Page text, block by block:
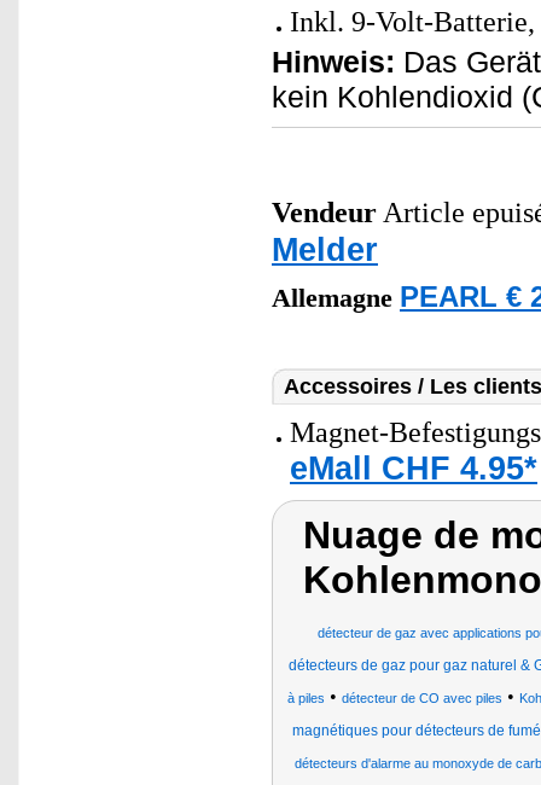
Inkl. 9-Volt-Batterie,
Hinweis: Das
kein Kohlendioxid
Vendeur Article
Melder
Allemagne PEARL €
Accessoires / Les
Magnet-
eMall CHF 4.95*
Nuage de
détecteur de gaz avec applications
détecteurs de gaz pour gaz naturel &
à piles • détecteur de CO avec piles •
magnétiques pour détecteurs de
détecteurs d'alarme au monoxyde de